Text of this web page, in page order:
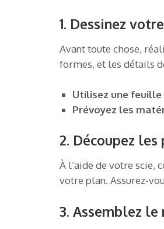
1. Dessinez
Avant toute chose,
formes, et les détails
Utilisez une
Prévoyez les
2. Découpez les
À l’aide de votre scie,
votre plan. Assurez-
3. Assemblez le